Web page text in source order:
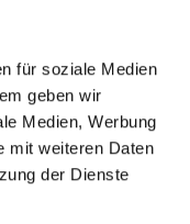
für soziale Medien
geben wir
Medien, Werbung
mit weiteren Daten
der Dienste